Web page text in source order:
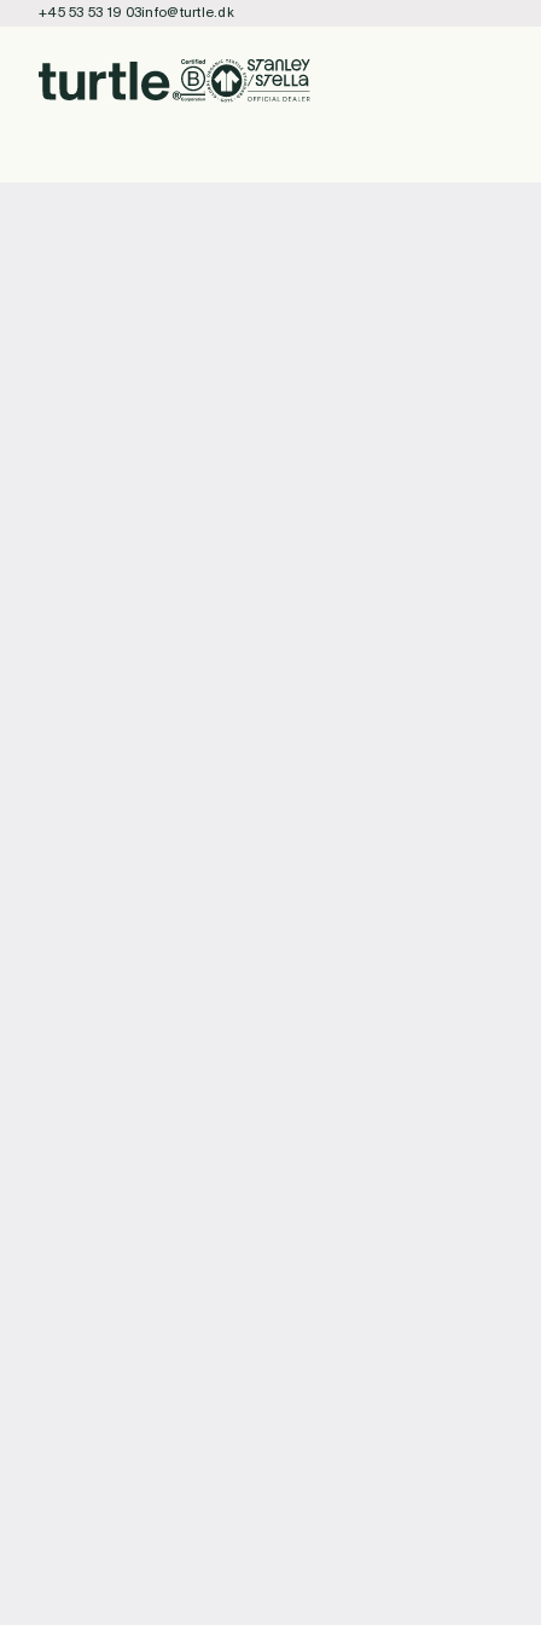
+45 53 53 19 03info@turtle.dk